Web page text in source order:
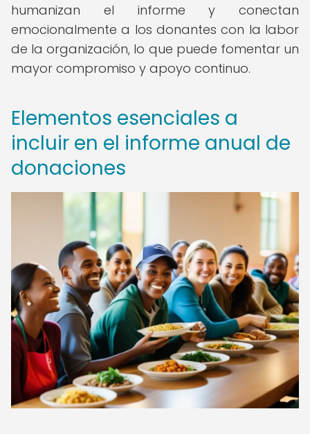
humanizan el informe y conectan
emocionalmente a los donantes con la labor
de la organización, lo que puede fomentar un
mayor compromiso y apoyo continuo.
Elementos esenciales a
incluir en el informe anual de
donaciones